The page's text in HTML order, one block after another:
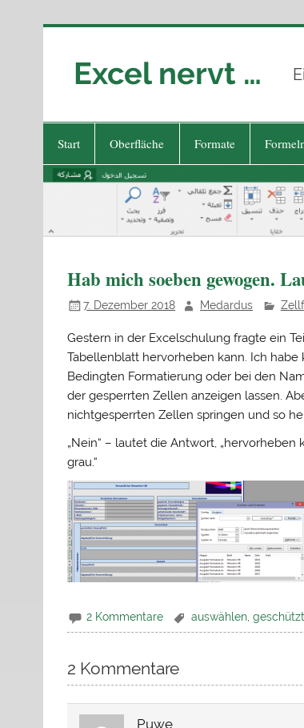
Excel nervt …
Start Oberfläche Formate
Hab mich soeben gewogen.
7. Dezember 2018 Medardus
Gestern in der Excelschulung fragte ein
Tabellenblatt hervorheben kann. Ich
Bedingten Formatierung oder bei den
der gesperrten Zellen anzeigen lassen.
nichtgesperrten Zellen springen und so
„Nein“ – lautet die Antwort,
grau.“
2 Kommentare auswählen, geschützt
2 Kommentare
Puwe